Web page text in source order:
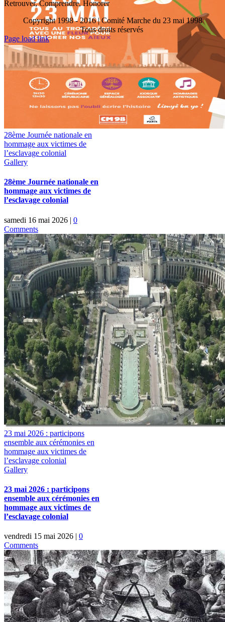
28ème Journée nationale en
hommage aux victimes de
l’esclavage colonial
Gallery
28ème Journée nationale en
hommage aux victimes de
l’esclavage colonial
samedi 16 mai 2026 | 0
Comments
23 mai 2026 : participons
ensemble aux cérémonies en
hommage aux victimes de
l’esclavage colonial
Gallery
23 mai 2026 : participons
ensemble aux cérémonies en
hommage aux victimes de
l’esclavage colonial
vendredi 15 mai 2026 | 0
Comments
Retrouver, Comprendre, Honorer
Copyright 1998 - 2016 | Comité Marche du 23 mai 1998
Tous droits réservés
Toggle
Sliding
Area
Page load link
Go
Top